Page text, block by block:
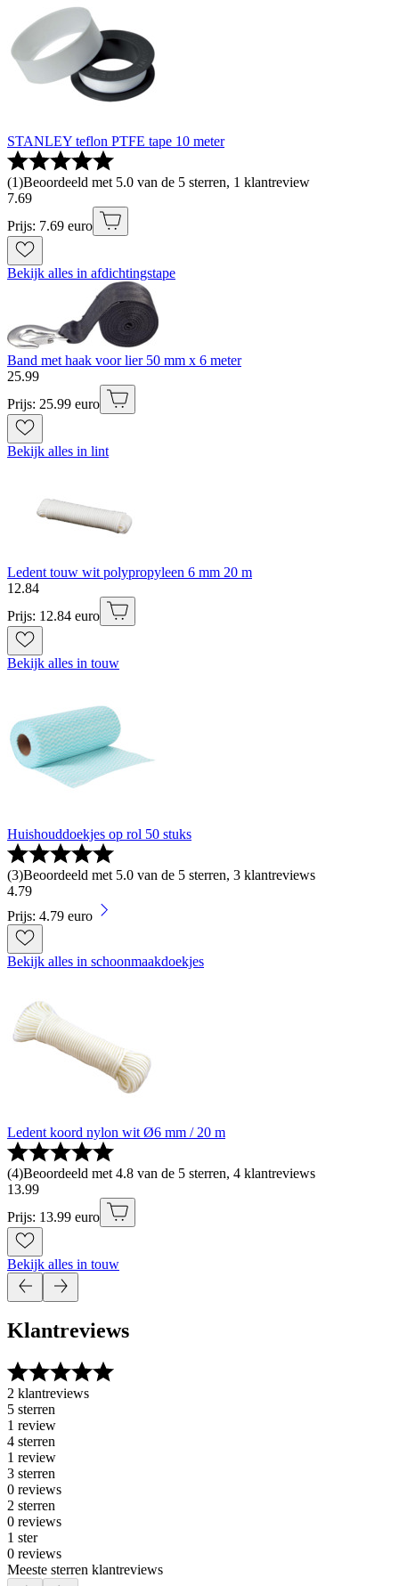
STANLEY teflon PTFE tape 10 meter
(1)Beoordeeld met 5.0 van de 5 sterren, 1 klantreview
7.69
Prijs: 7.69 euro
Bekijk alles in afdichtingstape
Band met haak voor lier 50 mm x 6 meter
25.99
Prijs: 25.99 euro
Bekijk alles in lint
Ledent touw wit polypropyleen 6 mm 20 m
12.84
Prijs: 12.84 euro
Bekijk alles in touw
Huishouddoekjes op rol 50 stuks
(3)Beoordeeld met 5.0 van de 5 sterren, 3 klantreviews
4.79
Prijs: 4.79 euro
Bekijk alles in schoonmaakdoekjes
Ledent koord nylon wit Ø6 mm / 20 m
(4)Beoordeeld met 4.8 van de 5 sterren, 4 klantreviews
13.99
Prijs: 13.99 euro
Bekijk alles in touw
Klantreviews
2 klantreviews
5 sterren
1 review
4 sterren
1 review
3 sterren
0 reviews
2 sterren
0 reviews
1 ster
0 reviews
Meeste sterren klantreviews